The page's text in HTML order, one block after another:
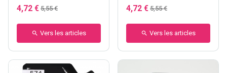
fluorescent
4,72 € 5,55 €
Vers les articles
citron
4,72 € 5,55 €
Vers les articles